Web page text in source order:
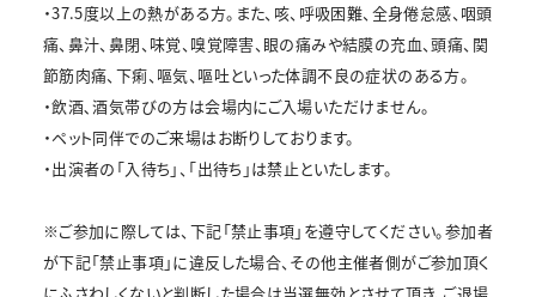
・37.5度以上の熱がある方。また、咳、呼吸困難、全身倦怠感、咽頭
痛、鼻汁、鼻閉、味覚、嗅覚障害、眼の痛みや結膜の充血、頭痛、関
節筋肉痛、下痢、嘔気、嘔吐といった体調不良の症状のある方。
・飲酒､酒気帯びの方は会場内にご入場いただけません。
・ペット同伴でのご来場はお断りしております。
・出演者の「入待ち」、「出待ち」は禁止といたします。
※ご参加に際しては、下記「禁止事項」を遵守してください。参加者
が下記「禁止事項」に違反した場合、その他主催者側がご参加頂く